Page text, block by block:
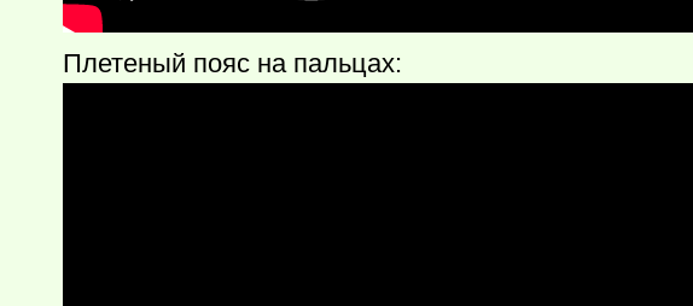
Плетеный пояс на пальцах: